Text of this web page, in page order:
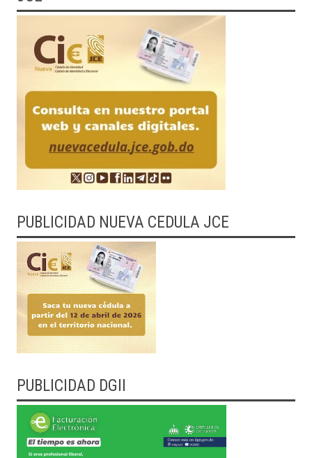
PUBLICIDAD NUEVA CEDULA JCE
PUBLICIDAD DGII